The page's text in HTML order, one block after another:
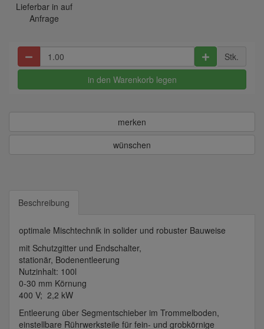
Lieferbar in auf
Anfrage
Stk.
in den Warenkorb legen
merken
wünschen
Beschreibung
optimale Mischtechnik in solider und robuster Bauweise
mit Schutzgitter und Endschalter,
stationär, Bodenentleerung
Nutzinhalt: 100l
0-30 mm Körnung
400 V; 2,2 kW
Entleerung über Segmentschieber im Trommelboden,
einstellbare Rührwerksteile für fein- und grobkörnige